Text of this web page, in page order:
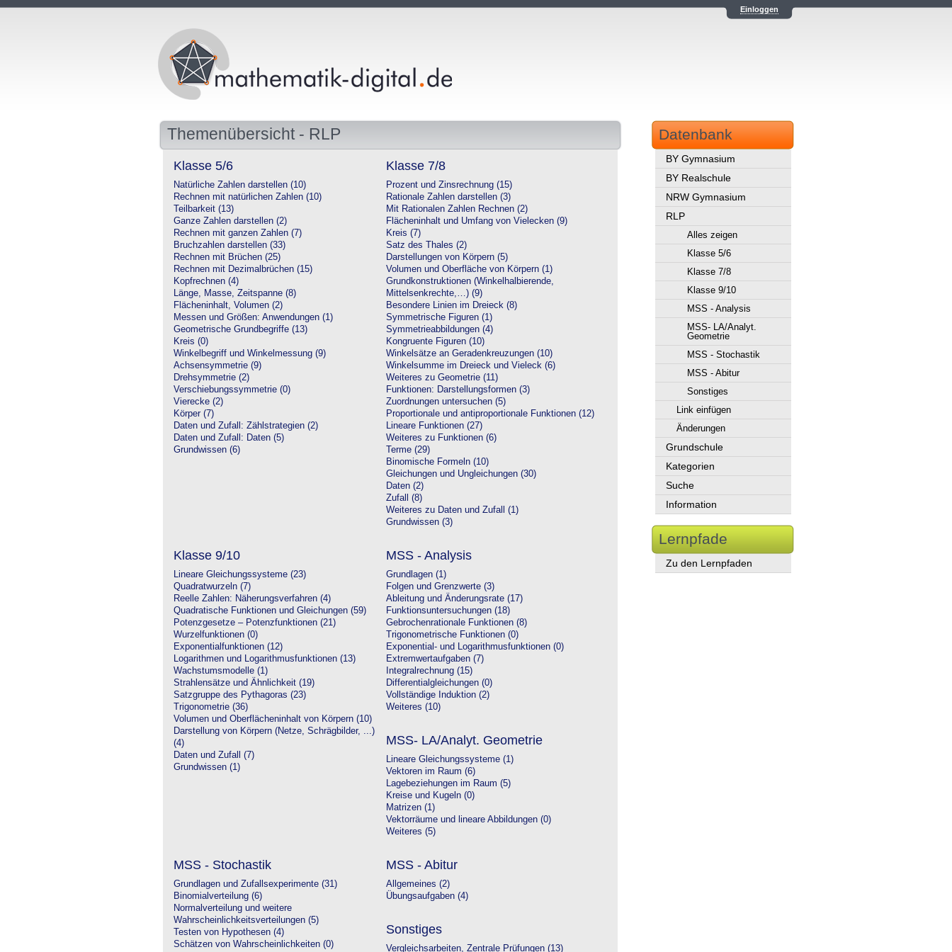
Einloggen
Themenübersicht - RLP
Klasse 5/6
Natürliche Zahlen darstellen (10)
Rechnen mit natürlichen Zahlen (10)
Teilbarkeit (13)
Ganze Zahlen darstellen (2)
Rechnen mit ganzen Zahlen (7)
Bruchzahlen darstellen (33)
Rechnen mit Brüchen (25)
Rechnen mit Dezimalbrüchen (15)
Kopfrechnen (4)
Länge, Masse, Zeitspanne (8)
Flächeninhalt, Volumen (2)
Messen und Größen: Anwendungen (1)
Geometrische Grundbegriffe (13)
Kreis (0)
Winkelbegriff und Winkelmessung (9)
Achsensymmetrie (9)
Drehsymmetrie (2)
Verschiebungssymmetrie (0)
Vierecke (2)
Körper (7)
Daten und Zufall: Zählstrategien (2)
Daten und Zufall: Daten (5)
Grundwissen (6)
Klasse 7/8
Prozent und Zinsrechnung (15)
Rationale Zahlen darstellen (3)
Mit Rationalen Zahlen Rechnen (2)
Flächeninhalt und Umfang von Vielecken (9)
Kreis (7)
Satz des Thales (2)
Darstellungen von Körpern (5)
Volumen und Oberfläche von Körpern (1)
Grundkonstruktionen (Winkelhalbierende,
Mittelsenkrechte,…) (9)
Besondere Linien im Dreieck (8)
Symmetrische Figuren (1)
Symmetrieabbildungen (4)
Kongruente Figuren (10)
Winkelsätze an Geradenkreuzungen (10)
Winkelsumme im Dreieck und Vieleck (6)
Weiteres zu Geometrie (11)
Funktionen: Darstellungsformen (3)
Zuordnungen untersuchen (5)
Proportionale und antiproportionale Funktionen (12)
Lineare Funktionen (27)
Weiteres zu Funktionen (6)
Terme (29)
Binomische Formeln (10)
Gleichungen und Ungleichungen (30)
Daten (2)
Zufall (8)
Weiteres zu Daten und Zufall (1)
Grundwissen (3)
Klasse 9/10
Lineare Gleichungssysteme (23)
Quadratwurzeln (7)
Reelle Zahlen: Näherungsverfahren (4)
Quadratische Funktionen und Gleichungen (59)
Potenzgesetze – Potenzfunktionen (21)
Wurzelfunktionen (0)
Exponentialfunktionen (12)
Logarithmen und Logarithmusfunktionen (13)
Wachstumsmodelle (1)
Strahlensätze und Ähnlichkeit (19)
Satzgruppe des Pythagoras (23)
Trigonometrie (36)
Volumen und Oberflächeninhalt von Körpern (10)
Darstellung von Körpern (Netze, Schrägbilder, ...)
(4)
Daten und Zufall (7)
Grundwissen (1)
MSS - Analysis
Grundlagen (1)
Folgen und Grenzwerte (3)
Ableitung und Änderungsrate (17)
Funktionsuntersuchungen (18)
Gebrochenrationale Funktionen (8)
Trigonometrische Funktionen (0)
Exponential- und Logarithmusfunktionen (0)
Extremwertaufgaben (7)
Integralrechnung (15)
Differentialgleichungen (0)
Vollständige Induktion (2)
Weiteres (10)
MSS- LA/Analyt. Geometrie
Lineare Gleichungssysteme (1)
Vektoren im Raum (6)
Lagebeziehungen im Raum (5)
Kreise und Kugeln (0)
Matrizen (1)
Vektorräume und lineare Abbildungen (0)
Weiteres (5)
MSS - Stochastik
Grundlagen und Zufallsexperimente (31)
Binomialverteilung (6)
Normalverteilung und weitere
Wahrscheinlichkeitsverteilungen (5)
Testen von Hypothesen (4)
Schätzen von Wahrscheinlichkeiten (0)
MSS - Abitur
Allgemeines (2)
Übungsaufgaben (4)
Sonstiges
Vergleichsarbeiten, Zentrale Prüfungen (13)
Datenbank
BY Gymnasium
BY Realschule
NRW Gymnasium
RLP
Alles zeigen
Klasse 5/6
Klasse 7/8
Klasse 9/10
MSS - Analysis
MSS- LA/Analyt.
Geometrie
MSS - Stochastik
MSS - Abitur
Sonstiges
Link einfügen
Änderungen
Grundschule
Kategorien
Suche
Information
Lernpfade
Zu den Lernpfaden